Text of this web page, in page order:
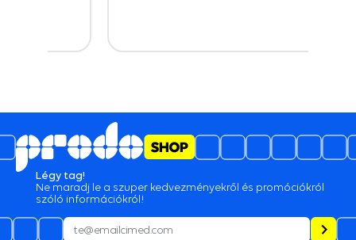
Légy tag!
Ne maradj le a szuper kedvezményekről és promóciókról
szóló információkról!